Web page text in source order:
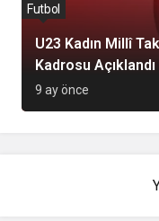
U23 Kadın Millî
Kadrosu Açıklandı
Futbol
9 ay önce